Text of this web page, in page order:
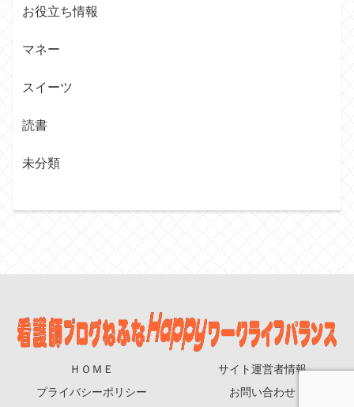
お役立ち情報
マネー
スイーツ
読書
未分類
ＨＯＭＥ
サイト運営者情報
プライバシーポリシー
お問い合わせ